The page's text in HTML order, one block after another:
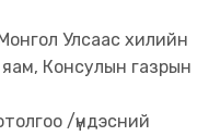
Монгол Улсаас хилийн
Консулын газрын
/үндэсний